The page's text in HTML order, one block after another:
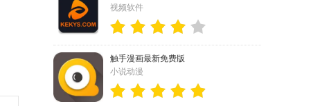
视频软件
触手漫画最新免费版
小说动漫